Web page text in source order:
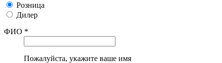
Розница
Дилер
ФИО *
Пожалуйста, укажите ваше имя